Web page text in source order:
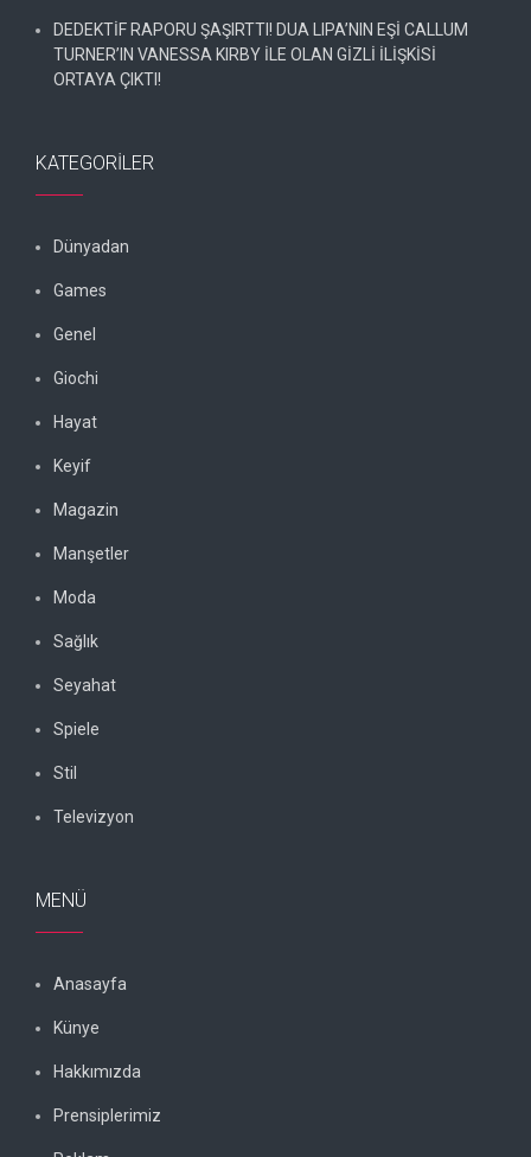
DEDEKTİF RAPORU ŞAŞIRTTI! DUA LIPA’NIN EŞİ CALLUM
TURNER’IN VANESSA KIRBY İLE OLAN GİZLİ İLİŞKİSİ
ORTAYA ÇIKTI!
KATEGORILER
Dünyadan
Games
Genel
Giochi
Hayat
Keyif
Magazin
Manşetler
Moda
Sağlık
Seyahat
Spiele
Stil
Televizyon
MENÜ
Anasayfa
Künye
Hakkımızda
Prensiplerimiz